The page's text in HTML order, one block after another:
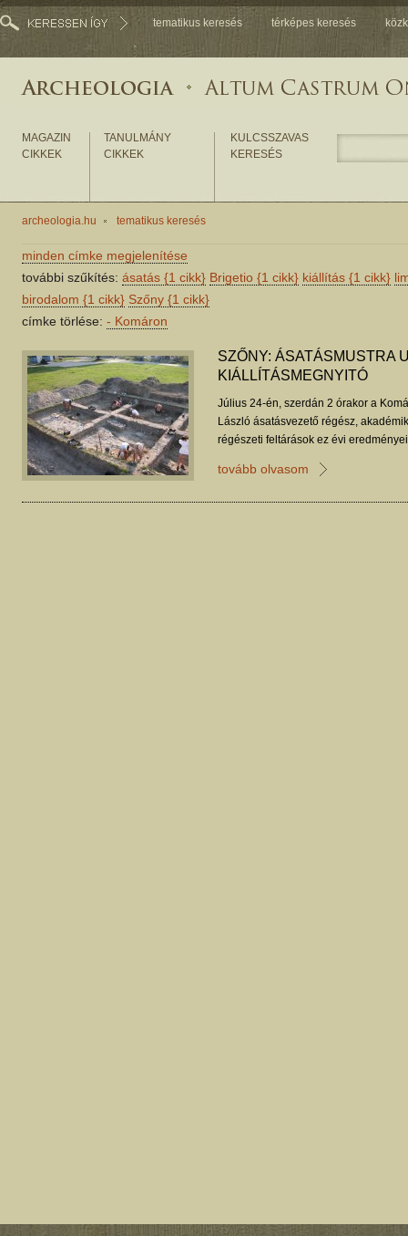
tematikus keresés térképes keresés
MAGAZIN
CIKKEK
TANULMÁNY
CIKKEK
KULCSSZAVAS
KERESÉS
archeologia.hu tematikus keresés
minden címke megjelenítése
további szűkítés: ásatás {1 cikk} Brigetio {1 cikk} kiállítás {1 cikk}
birodalom {1 cikk} Szőny {1 cikk}
címke törlése: - Komáron
SZŐNY: ÁSATÁSMUSTRA
KIÁLLÍTÁSMEGNYITÓ
Július 24-én, szerdán 2 órakor a
László ásatásvezető régész,
régészeti feltárások ez évi
tovább olvasom